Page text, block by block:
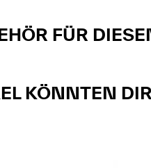
FÜR
KÖNNTEN